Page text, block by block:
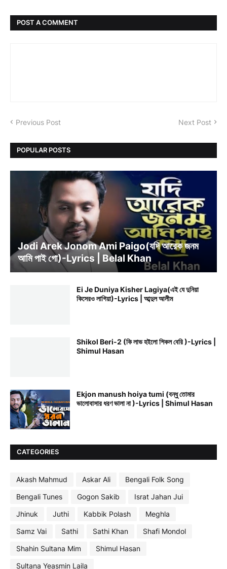
POST A COMMENT
Previous Post Next Post
POPULAR POSTS
BELAL KHAN
Jodi Arek Jonom Ami Paigo(যদি আরেক জনম
আমি পাই গো)-Lyrics | Belal Khan
Ei Je Duniya Kisher Lagiya(এই যে দুনিয়া
কিসেরও লাগিয়া)-Lyrics | আব্দুল আলীম
Shikol Beri-2 (কি লাভ হইলো শিকল বেরি )-Lyrics |
Shimul Hasan
Ekjon manush hoiya tumi (বন্ধু তোমার
ভালোবাসার ধরণ ভালা না )-Lyrics | Shimul Hasan
CATEGORIES
Akash Mahmud Askar Ali
Bengali Folk Song
Bengali Tunes
Gogon Sakib
Israt Jahan Jui
Jhinuk
Juthi Kabbik Polash
Meghla
Samz Vai
Sathi Sathi Khan
Shafi Mondol
Shahin Sultana Mim
Shimul Hasan
Sultana Yeasmin Laila